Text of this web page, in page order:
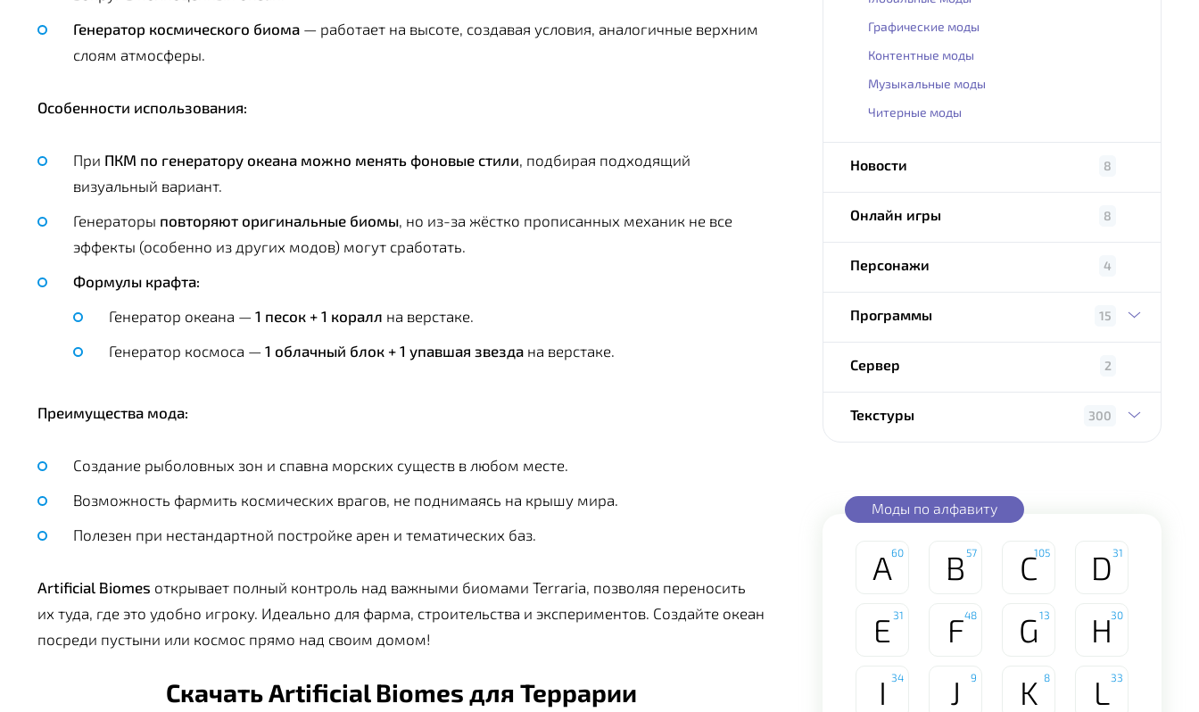
Генератор космического биома — работает на высоте, создавая условия, аналогичные верхним
слоям атмосферы.
Особенности использования:
При ПКМ по генератору океана можно менять фоновые стили, подбирая подходящий
визуальный вариант.
Генераторы повторяют оригинальные биомы, но из-за жёстко прописанных механик не все
эффекты (особенно из других модов) могут сработать.
Формулы крафта:
Генератор океана — 1 песок + 1 коралл на верстаке.
Генератор космоса — 1 облачный блок + 1 упавшая звезда на верстаке.
Преимущества мода:
Создание рыболовных зон и спавна морских существ в любом месте.
Возможность фармить космических врагов, не поднимаясь на крышу мира.
Полезен при нестандартной постройке арен и тематических баз.
Artificial Biomes открывает полный контроль над важными биомами Terraria, позволяя переносить
их туда, где это удобно игроку. Идеально для фарма, строительства и экспериментов. Создайте океан
посреди пустыни или космос прямо над своим домом!
Скачать Artificial Biomes для Террарии
Графические моды
Контентные моды
Музыкальные моды
Читерные моды
Новости 8
Онлайн игры 8
Персонажи 4
Программы 15
Сервер 2
Текстуры 300
Моды по алфавиту
A60 B 57 C105 D 31
E 31 F48 G 13 H30
I 34 J 9 K 8 L 33